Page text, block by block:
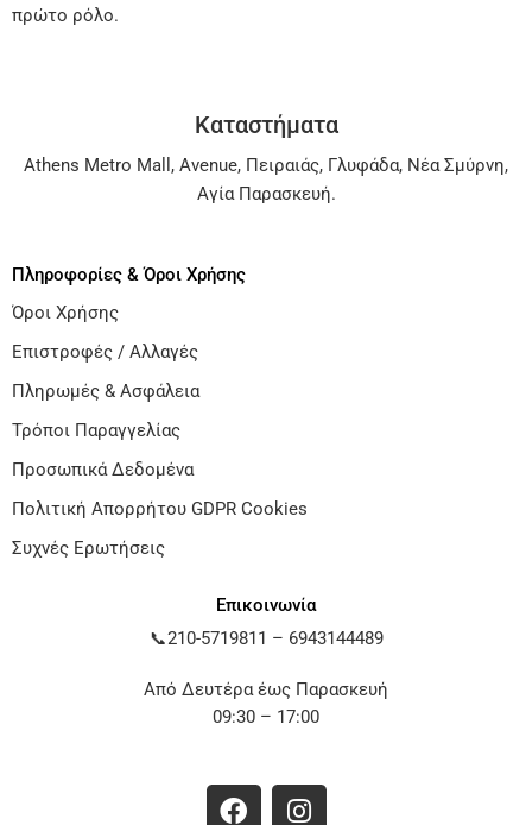
πρώτο ρόλο.
Καταστήματα
Athens Metro Mall , Avenue, Πειραιάς, Γλυφάδα, Νέα Σμύρνη,
Αγία Παρασκευή.
Πληροφορίες & Όροι Χρήσης
Όροι Χρήσης
Επιστροφές / Αλλαγές
Πληρωμές & Ασφάλεια
Τρόποι Παραγγελίας
Προσωπικά Δεδομένα
Πολιτική Απορρήτου GDPR Cookies
Συχνές Ερωτήσεις
Επικοινωνία
📞210-5719811 – 6943144489
Από Δευτέρα έως Παρασκευή
09:30 – 17:00